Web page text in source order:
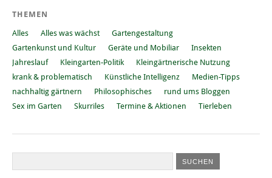
THEMEN
Alles Alles was wächst
Gartengestaltung
Gartenkunst und Kultur
Geräte und Mobiliar
Insekten
Jahreslauf
Kleingarten-Politik
Kleingärtnerische Nutzung
krank & problematisch
Künstliche Intelligenz
Medien-Tipps
nachhaltig gärtnern
Philosophisches
rund ums Bloggen
Sex im Garten
Skurriles Termine & Aktionen Tierleben